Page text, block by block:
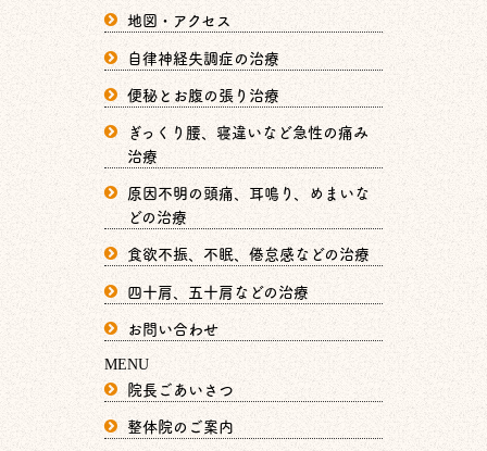
地図・アクセス
自律神経失調症の治療
便秘とお腹の張り治療
ぎっくり腰、寝違いなど急性の痛み
治療
原因不明の頭痛、耳鳴り、めまいな
どの治療
食欲不振、不眠、倦怠感などの治療
四十肩、五十肩などの治療
お問い合わせ
MENU
院長ごあいさつ
整体院のご案内